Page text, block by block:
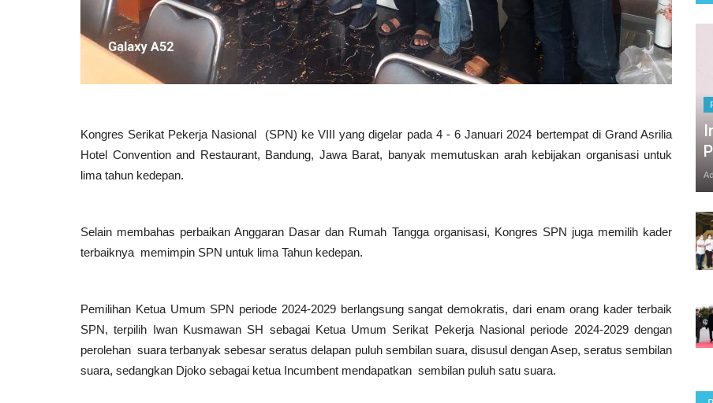
Kongres Serikat Pekerja Nasional (SPN) ke VIII yang digelar pada 4 - 6 Januari 2024 bertempat di Grand Asrilia
Hotel Convention and Restaurant, Bandung, Jawa Barat, banyak memutuskan arah kebijakan organisasi untuk
lima tahun kedepan.
Selain membahas perbaikan Anggaran Dasar dan Rumah Tangga organisasi, Kongres SPN juga memilih kader
terbaiknya memimpin SPN untuk lima Tahun kedepan.
Pemilihan Ketua Umum SPN periode 2024-2029 berlangsung sangat demokratis, dari enam orang kader terbaik
SPN, terpilih Iwan Kusmawan SH sebagai Ketua Umum Serikat Pekerja Nasional periode 2024-2029 dengan
perolehan suara terbanyak sebesar seratus delapan puluh sembilan suara, disusul dengan Asep, seratus sembilan
suara, sedangkan Djoko sebagai ketua Incumbent mendapatkan sembilan puluh satu suara.